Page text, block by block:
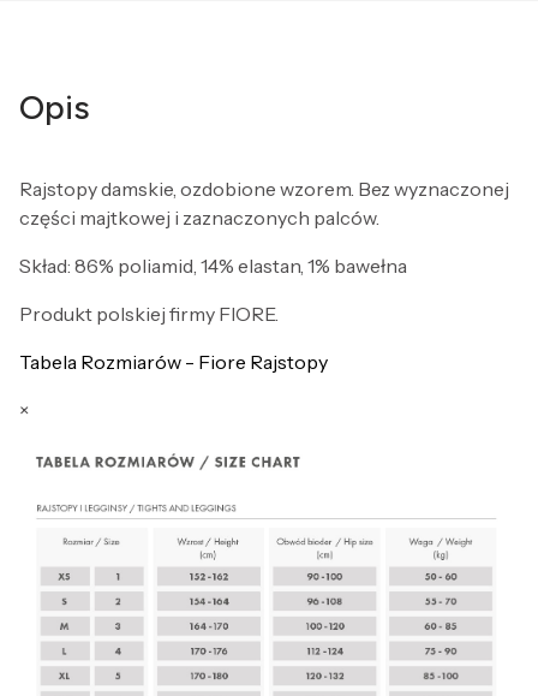
Opis
Rajstopy damskie, ozdobione wzorem. Bez wyznaczonej
części majtkowej i zaznaczonych palców.
Skład: 86% poliamid, 14% elastan, 1% bawełna
Produkt polskiej firmy FIORE.
Tabela Rozmiarów - Fiore Rajstopy
×